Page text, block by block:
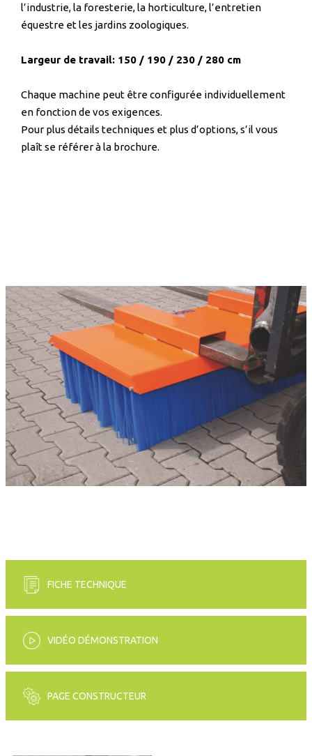
FICHE TECHNIQUE
VIDÉO DÉMONSTRATION
PAGE CONSTRUCTEUR
l’industrie, la foresterie, la horticulture, l’entretien
équestre et les jardins zoologiques.
Largeur de travail: 150 / 190 / 230 / 280 cm
Chaque machine peut être configurée individuellement
en fonction de vos exigences.
Pour plus détails techniques et plus d’options, s’il vous
plaît se référer à la brochure.